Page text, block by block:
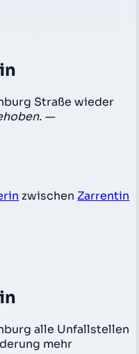
Straße wieder
—
zwischen Zarrentin
alle Unfallstellen
mehr